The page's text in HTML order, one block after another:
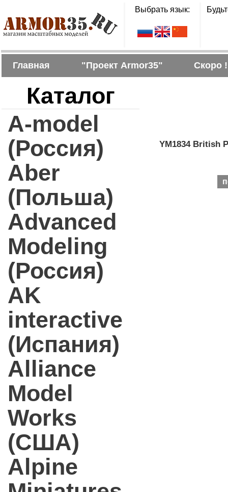
Выбрать язык:
Главная "Проект Armor35" Скоро !
Каталог
A-model
(Россия)
Aber
(Польша)
Advanced
Modeling
(Россия)
AK
interactive
(Испания)
Alliance
Model
Works
(США)
Alpine
YM1834 British